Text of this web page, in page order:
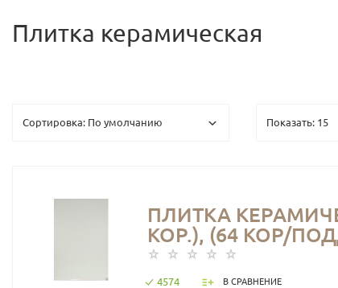
Плитка керамическая
ПЛИТКА
КОР.), (64 КОР/
4574 В СРАВНЕНИЕ